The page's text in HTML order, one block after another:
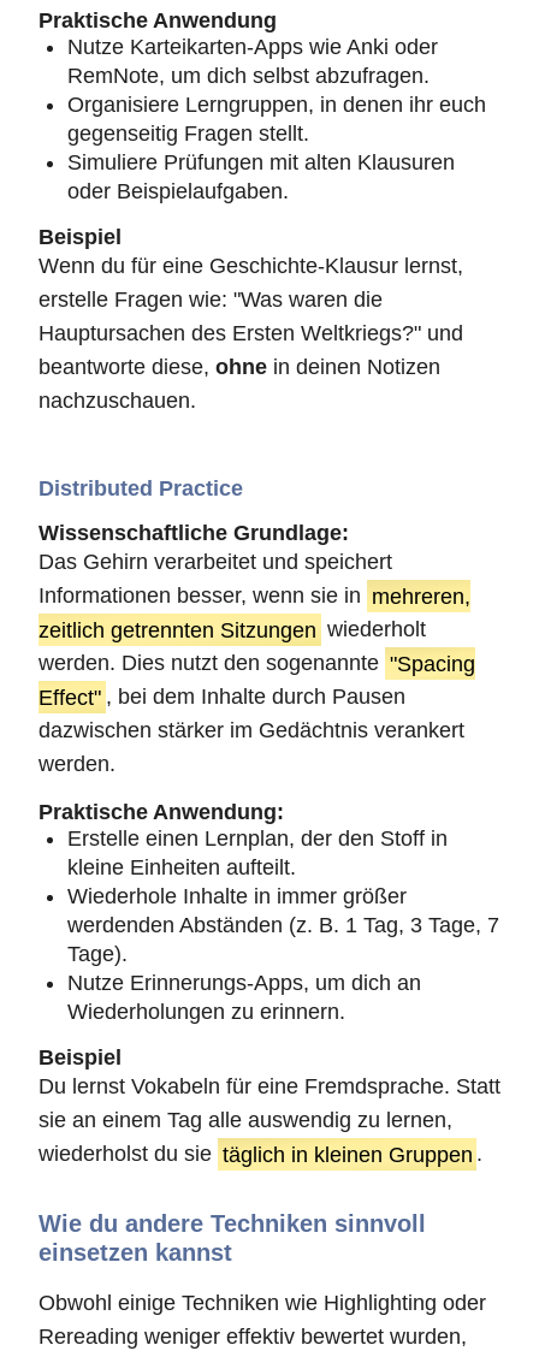
Praktische Anwendung
Nutze Karteikarten-Apps wie Anki oder
RemNote, um dich selbst abzufragen.
Organisiere Lerngruppen, in denen ihr euch
gegenseitig Fragen stellt.
Simuliere Prüfungen mit alten Klausuren
oder Beispielaufgaben.
Beispiel
Wenn du für eine Geschichte-Klausur lernst,
erstelle Fragen wie: "Was waren die
Hauptursachen des Ersten Weltkriegs?" und
beantworte diese, ohne in deinen Notizen
nachzuschauen.
Distributed Practice
Wissenschaftliche Grundlage:
Das Gehirn verarbeitet und speichert
Informationen besser, wenn sie in mehreren,
zeitlich getrennten Sitzungen wiederholt
werden. Dies nutzt den sogenannte "Spacing
Effect" , bei dem Inhalte durch Pausen
dazwischen stärker im Gedächtnis verankert
werden.
Praktische Anwendung:
Erstelle einen Lernplan, der den Stoff in
kleine Einheiten aufteilt.
Wiederhole Inhalte in immer größer
werdenden Abständen (z. B. 1 Tag, 3 Tage, 7
Tage).
Nutze Erinnerungs-Apps, um dich an
Wiederholungen zu erinnern.
Beispiel
Du lernst Vokabeln für eine Fremdsprache. Statt
sie an einem Tag alle auswendig zu lernen,
wiederholst du sie täglich in kleinen Gruppen .
Wie du andere Techniken sinnvoll
einsetzen kannst
Obwohl einige Techniken wie Highlighting oder
Rereading weniger effektiv bewertet wurden,